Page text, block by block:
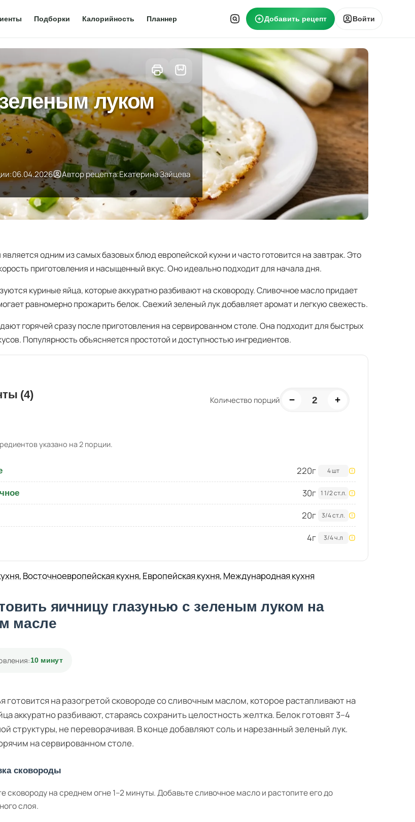
Подборки Калорийность Планнер Добавить рецепт Войти
луком
06.04.2026 Автор рецепта:Екатерина Зайцева
одним из самых базовых блюд европейской кухни и часто готовится на завтрак. Это
приготовления и насыщенный вкус. Оно идеально подходит для начала дня.
куриные яйца, которые аккуратно разбивают на сковороду. Сливочное масло придает
равномерно прожарить белок. Свежий зеленый лук добавляет аромат и легкую свежесть.
горячей сразу после приготовления на сервированном столе. Она подходит для быстрых
Популярность объясняется простотой и доступностью ингредиентов.
(4) Количество порций − 2 +
указано на 2 порции.
220г 4 шт
30г 1 1/2 ст.л.
20г 3/4 ст.л.
4г 3/4 ч.л
, Восточноевропейская кухня, Европейская кухня, Международная кухня
яичницу глазунью с зеленым луком на
масле
10 минут
готовится на разогретой сковороде со сливочным маслом, которое растапливают на
аккуратно разбивают, стараясь сохранить целостность желтка. Белок готовят 3–4
структуры, не переворачивая. В конце добавляют соль и нарезанный зеленый лук.
на сервированном столе.
сковороды
сковороду на среднем огне 1–2 минуты. Добавьте сливочное масло и растопите его до
слоя.